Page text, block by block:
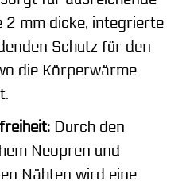
2 mm dicke, integrierte
Schutz für den
die Körperwärme
Durch den
Neopren und
Nähten wird eine